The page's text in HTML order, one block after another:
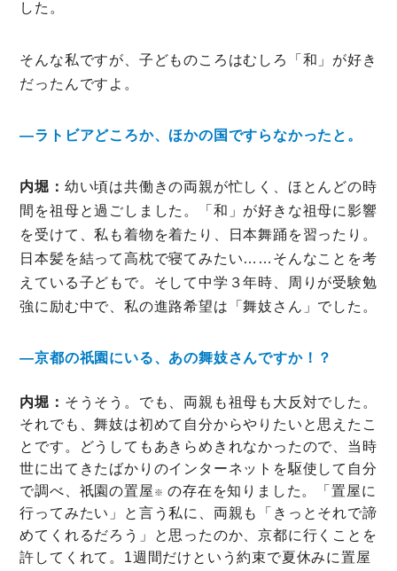
した。
そんな私ですが、子どものころはむしろ「和」が好き
だったんですよ。
―ラトビアどころか、ほかの国ですらなかったと。
内堀： 幼い頃は共働きの両親が忙しく、ほとんどの時
間を祖母と過ごしました。「和」が好きな祖母に影響
を受けて、私も着物を着たり、日本舞踊を習ったり。
日本髪を結って高枕で寝てみたい……そんなことを考
えている子どもで。そして中学３年時、周りが受験勉
強に励む中で、私の進路希望は「舞妓さん」でした。
―京都の祇園にいる、あの舞妓さんですか！？
内堀： そうそう。でも、両親も祖母も大反対でした。
それでも、舞妓は初めて自分からやりたいと思えたこ
とです。どうしてもあきらめきれなかったので、当時
世に出てきたばかりのインターネットを駆使して自分
で調べ、祇園の置屋 ※ の存在を知りました。「置屋に
行ってみたい」と言う私に、両親も「きっとそれで諦
めてくれるだろう」と思ったのか、京都に行くことを
許してくれて。1週間だけという約束で夏休みに置屋